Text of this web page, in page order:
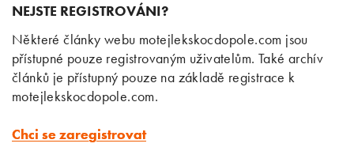
NEJSTE REGISTROVÁNI?
Některé články webu motejlekskocdopole.com jsou
přístupné pouze registrovaným uživatelům. Také archív
článků je přístupný pouze na základě registrace k
motejlekskocdopole.com.
Chci se zaregistrovat